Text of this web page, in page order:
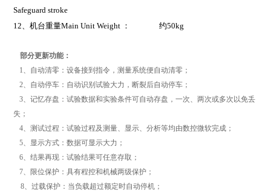
Safeguard stroke
12、机台重量Main Unit Weight ： 约50kg
部分更新功能：
1、自动清零：设备接到指令，测量系统便自动清零；
2、自动停车：自动识别试验大力，断裂后自动停车；
3、记忆存盘：试验数据和实验条件可自动存盘，一次、两次或多次以免丢
失；
4、测试过程：试验过程及测量、显示、分析等均由数控微软完成；
5、显示方式：数据可显示大力；
6、结果再现：试验结果可任意存取；
7、限位保护：具有程控和机械两级保护；
8、过载保护：当负载超过额定时自动停机；